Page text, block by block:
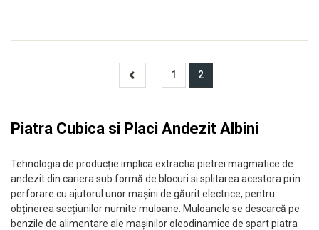
1 2
Piatra Cubica si Placi Andezit Albini
Tehnologia de producție implica extractia pietrei magmatice de
andezit din cariera sub formă de blocuri si splitarea acestora prin
perforare cu ajutorul unor mașini de găurit electrice, pentru
obținerea secțiunilor numite muloane. Muloanele se descarcă pe
benzile de alimentare ale mașinilor oleodinamice de spart piatra